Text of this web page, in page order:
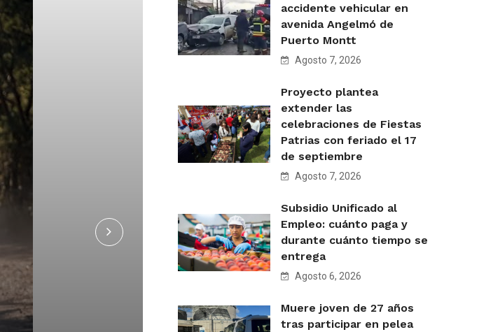
accidente vehicular en
avenida Angelmó de
Puerto Montt
Agosto 7, 2026
Proyecto plantea
extender las
celebraciones de Fiestas
Patrias con feriado el 17
de septiembre
Agosto 7, 2026
Subsidio Unificado al
Empleo: cuánto paga y
durante cuánto tiempo se
entrega
Agosto 6, 2026
Muere joven de 27 años
tras participar en pelea